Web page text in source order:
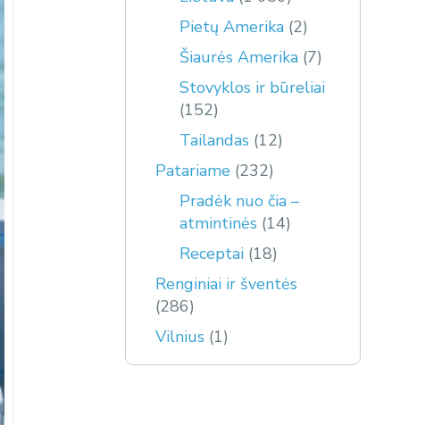
Pietų Amerika (2)
Šiaurės Amerika (7)
Stovyklos ir būreliai
(152)
Tailandas (12)
Patariame (232)
Pradėk nuo čia –
atmintinės (14)
Receptai (18)
Renginiai ir šventės
(286)
Vilnius (1)